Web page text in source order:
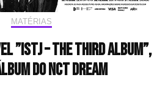
MATÉRIAS
– THE THIRD ALBUM”,
do NCT DREAM